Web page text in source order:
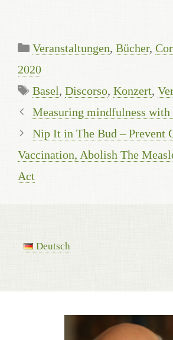
Categories
Veranstaltungen, Bücher,
2020
Tags
Basel, Discorso, Konzert,
Measuring mindfulness
Nip It in The Bud – Prevent
Vaccination, Abolish The
Act
Deutsch